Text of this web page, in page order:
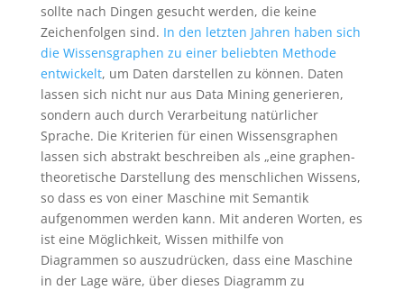
sollte nach Dingen gesucht werden, die keine
Zeichenfolgen sind. In den letzten Jahren haben sich
die Wissensgraphen zu einer beliebten Methode
entwickelt, um Daten darstellen zu können. Daten
lassen sich nicht nur aus Data Mining generieren,
sondern auch durch Verarbeitung natürlicher
Sprache. Die Kriterien für einen Wissensgraphen
lassen sich abstrakt beschreiben als „eine graphen-
theoretische Darstellung des menschlichen Wissens,
so dass es von einer Maschine mit Semantik
aufgenommen werden kann. Mit anderen Worten, es
ist eine Möglichkeit, Wissen mithilfe von
Diagrammen so auszudrücken, dass eine Maschine
in der Lage wäre, über dieses Diagramm zu